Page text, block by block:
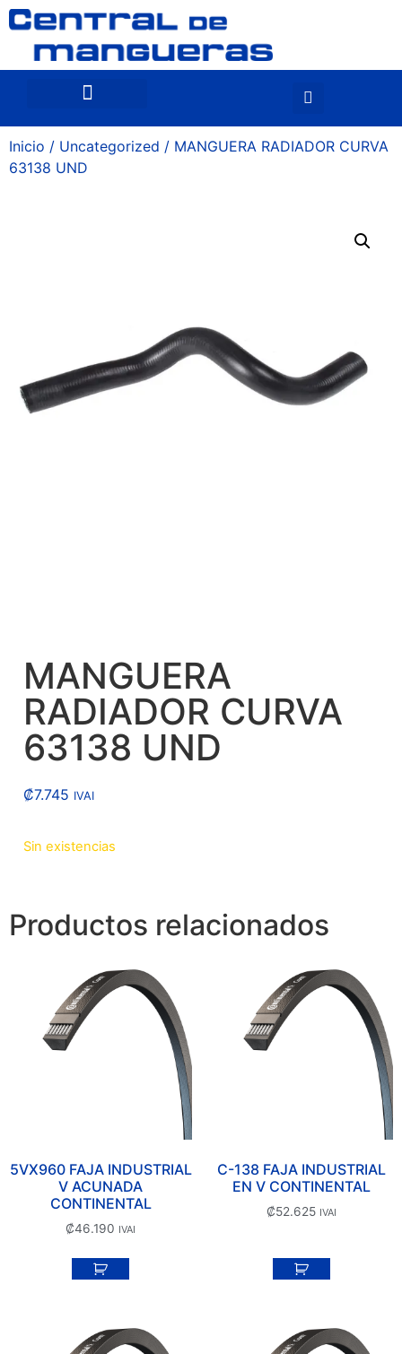
Inicio / Uncategorized / MANGUERA RADIADOR CURVA
63138 UND
MANGUERA
RADIADOR CURVA
63138 UND
₡7.745 IVAI
Sin existencias
Productos relacionados
5VX960 FAJA INDUSTRIAL
V ACUNADA
CONTINENTAL
₡46.190 IVAI
C-138 FAJA INDUSTRIAL
EN V CONTINENTAL
₡52.625 IVAI